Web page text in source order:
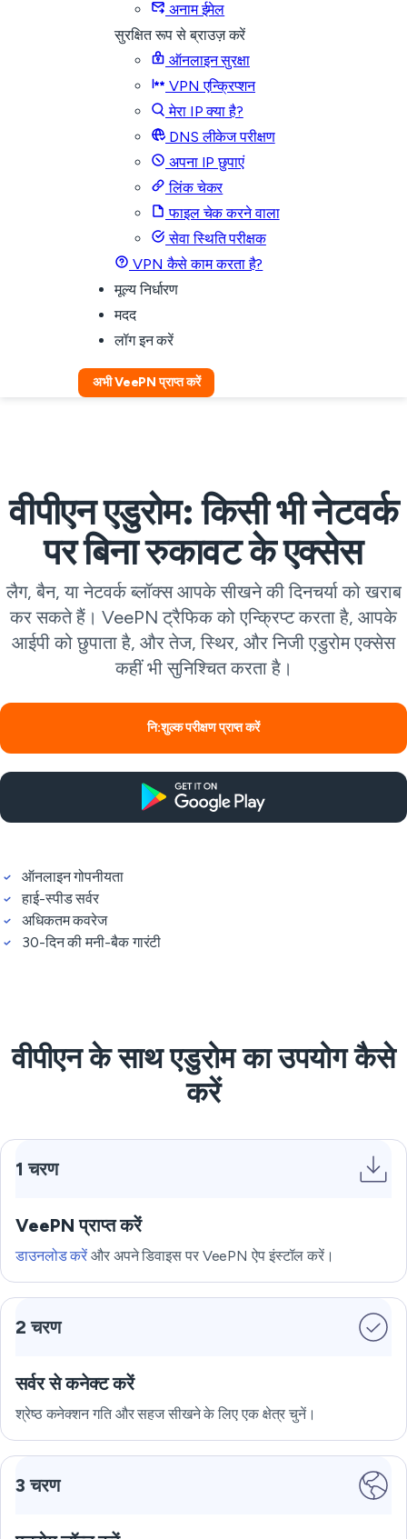
अनाम ईमेल
सुरक्षित रूप से ब्राउज़ करें
ऑनलाइन सुरक्षा
VPN एन्क्रिप्शन
मेरा IP क्या है?
DNS लीकेज परीक्षण
अपना IP छुपाएं
लिंक चेकर
फाइल चेक करने वाला
सेवा स्थिति परीक्षक
VPN कैसे काम करता है?
मूल्य निर्धारण
मदद
लॉग इन करें
अभी VeePN प्राप्त करें
वीपीएन एडुरोम: किसी भी नेटवर्क
पर बिना रुकावट के एक्सेस
लैग, बैन, या नेटवर्क ब्लॉक्स आपके सीखने की दिनचर्या को खराब
कर सकते हैं। VeePN ट्रैफिक को एन्क्रिप्ट करता है, आपके
आईपी को छुपाता है, और तेज, स्थिर, और निजी एडुरोम एक्सेस
कहीं भी सुनिश्चित करता है।
नि:शुल्क परीक्षण प्राप्त करें
ऑनलाइन गोपनीयता
हाई-स्पीड सर्वर
अधिकतम कवरेज
30-दिन की मनी-बैक गारंटी
वीपीएन के साथ एडुरोम का उपयोग कैसे
करें
1 चरण
VeePN प्राप्त करें
डाउनलोड करें और अपने डिवाइस पर VeePN ऐप इंस्टॉल करें।
2 चरण
सर्वर से कनेक्ट करें
श्रेष्ठ कनेक्शन गति और सहज सीखने के लिए एक क्षेत्र चुनें।
3 चरण